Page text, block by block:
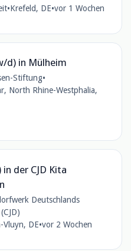
•Krefeld, DE•vor 1 Wochen
d) in Mülheim
Stiftung•
North Rhine-Westphalia,
der CJD Kita
Deutschlands
Vluyn, DE•vor 2 Wochen